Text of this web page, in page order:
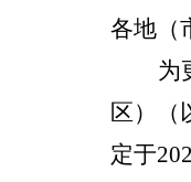
各地（
为
区）（
定于